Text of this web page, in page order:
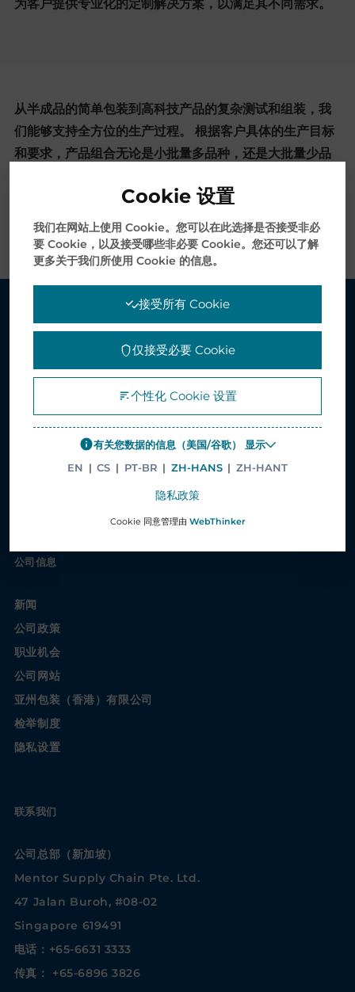
为客户提供专业化的定制解决方案，以满足其不同需求。
从半成品的简单包装到高科技产品的复杂测试和组装，我
们能够支持全方位的生产过程。 根据客户具体的生产目标
和要求，产品组合无论是小批量多品种，还是大批量少品
的快捷生产工艺经验，能够与客户建立持久的双赢合作伙
伴关系，始终如一地满足即时开发、即时量产的要求。
医疗保健解决方案
电子服务解决方案
公司信息
新闻
公司政策
职业机会
公司网站
亚州包装（香港）有限公司
检举制度
隐私设置
联系我们
公司总部（新加坡）
Mentor Supply Chain Pte. Ltd.
47 Jalan Buroh, #08-02
Singapore 619491
电话：+65-6631 3333
传真： +65-6896 3826
Cookie 设置
我们在网站上使用 Cookie。您可以在此选择是否接受非必
要 Cookie，以及接受哪些非必要 Cookie。您还可以了解
更多关于我们所使用 Cookie 的信息。
接受所有 Cookie
仅接受必要 Cookie
个性化 Cookie 设置
有关您数据的信息（美国/谷歌） 显示
EN | CS | PT-BR | ZH-HANS | ZH-HANT
隐私政策
Cookie 同意管理由 WebThinker